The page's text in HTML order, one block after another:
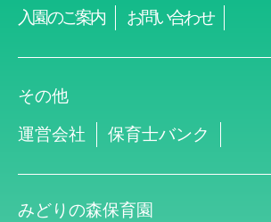
入園のご案内 お問い合わせ
みどりの森保育園
その他
運営会社 保育士バンク